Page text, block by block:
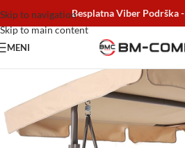
Skip to navigation
Skip to main content
Besplatna Viber Podrška -
MENI